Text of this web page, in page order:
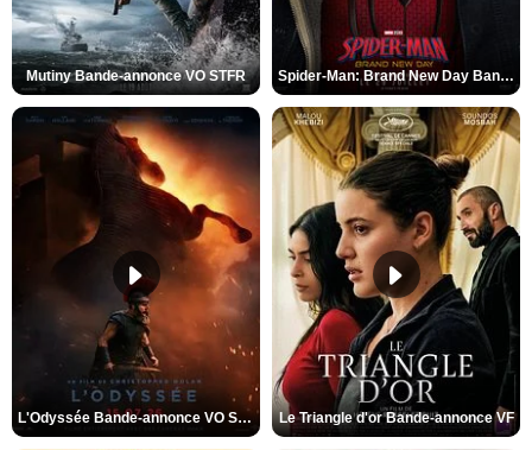
Mutiny Bande-annonce VO STFR Spider-Man: Brand New Day Bande-annonce VO STFR
L'Odyssée Bande-annonce VO STFR Le Triangle d'or Bande-annonce VF